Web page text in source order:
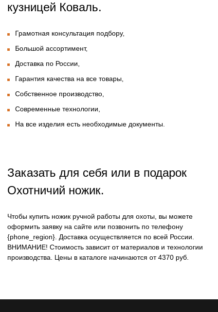
кузницей Коваль.
Грамотная консультация подбору,
Большой ассортимент,
Доставка по России,
Гарантия качества на все товары,
Собственное производство,
Современные технологии,
На все изделия есть необходимые документы.
Заказать для себя или в подарок
Охотничий ножик.
Чтобы купить ножик ручной работы для охоты, вы можете
оформить заявку на сайте или позвонить по телефону
{phone_region}. Доставка осуществляется по всей России.
ВНИМАНИЕ! Стоимость зависит от материалов и технологии
производства. Цены в каталоге начинаются от 4370 руб.